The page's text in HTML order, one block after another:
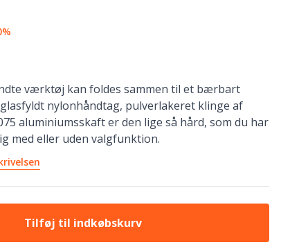
værktøj kan foldes sammen til et bærbart
nylonhåndtag, pulverlakeret klinge af
aluminiumsskaft er den lige så hård, som du har
med eller uden valgfunktion.
Tilføj til indkøbskurv